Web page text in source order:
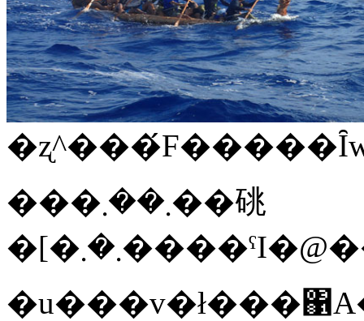
���܂��܂��䂪